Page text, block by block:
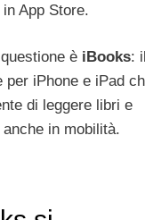
App Store.
questione è iBooks:
per iPhone e iPad
di leggere libri e
in mobilità.